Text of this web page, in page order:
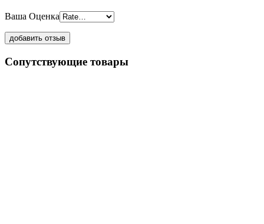
Ваша Оценка
Сопутствующие товары